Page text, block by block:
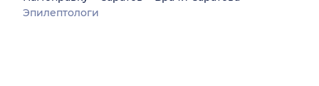
Эпилептологи